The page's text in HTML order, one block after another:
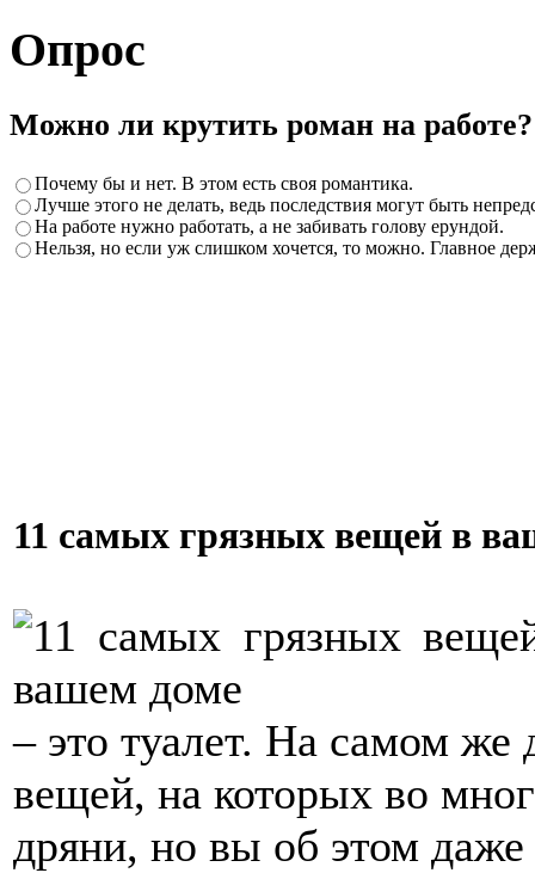
Опрос
Можно ли крутить роман на работе?
Почему бы и нет. В этом есть своя романтика.
Лучше этого не делать, ведь последствия могут быть
На работе нужно работать, а не забивать голову ерундой.
Нельзя, но если уж слишком хочется, то можно. Главное
11 самых грязных вещей в
– это туалет. На самом же
вещей, на которых во
дряни, но вы об этом даже